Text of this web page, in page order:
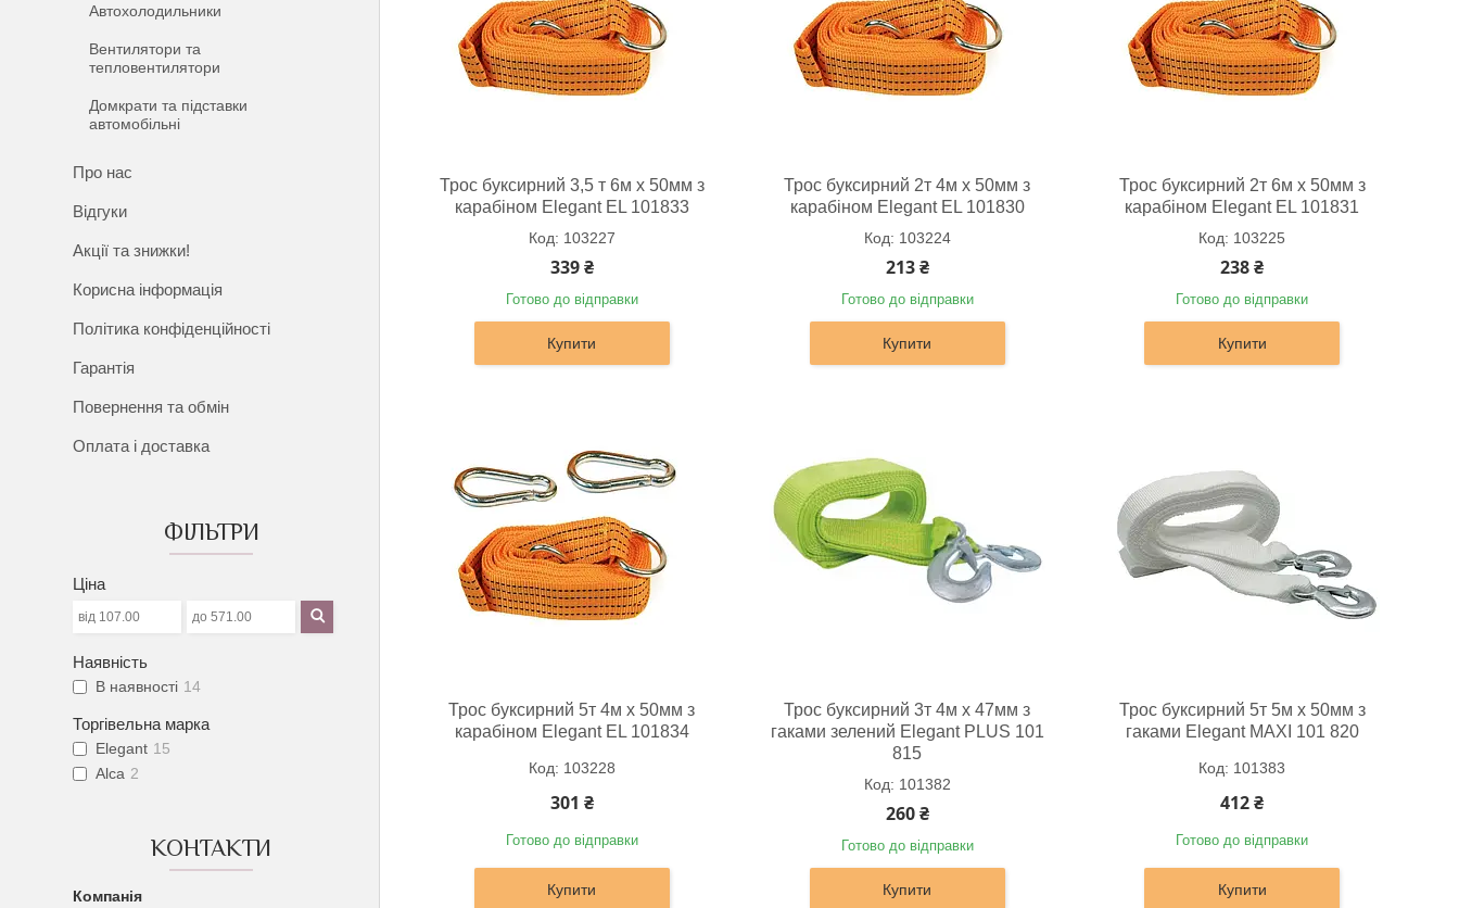
Автохолодильники
Вентилятори та
тепловентилятори
Домкрати та підставки
автомобільні
Про нас
Відгуки
Акції та знижки!
Корисна інформація
Політика конфіденційності
Гарантія
Повернення та обмін
Оплата і доставка
ФІЛЬТРИ
Ціна
Наявність
В наявності 14
Торгівельна марка
Elegant 15
Alca 2
КОНТАКТИ
Трос буксирний 3,5 т 6м х 50мм з
карабіном Elegant EL 101833
103227
339 ₴
Готово до відправки
Купити
Трос буксирний 2т 4м х 50мм з
карабіном Elegant EL 101830
103224
213 ₴
Готово до відправки
Купити
Трос буксирний 2т 6м х 50мм з
карабіном Elegant EL 101831
103225
238 ₴
Готово до відправки
Купити
Трос буксирний 5т 4м х 50мм з
карабіном Elegant EL 101834
103228
301 ₴
Готово до відправки
Купити
Трос буксирний 3т 4м х 47мм з
гаками зелений Elegant PLUS 101
815
101382
260 ₴
Готово до відправки
Купити
Трос буксирний 5т 5м х 50мм з
гаками Elegant MAXI 101 820
101383
412 ₴
Готово до відправки
Купити